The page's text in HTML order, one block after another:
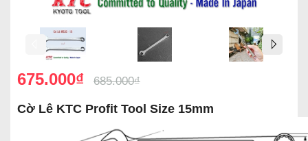
675.000₫ 685.000₫
Cờ Lê KTC Profit Tool Size 15mm